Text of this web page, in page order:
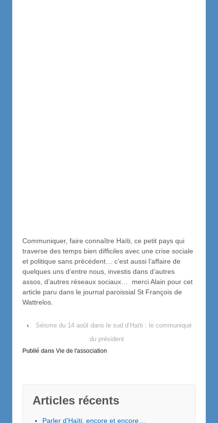
Communiquer, faire connaître Haïti, ce petit pays qui
traverse des temps bien difficiles avec une crise sociale
et politique sans précédent… c’est aussi l’affaire de
quelques uns d’entre nous, investis dans d’autres
assos, d’autres réseaux sociaux… merci Alain pour cet
article paru dans le journal paroissial St François de
Wattrelos.
‹
Séisme du 14 août dans le sud d’Haïti : le communiqué
du président
Publié dans Vie de l'association
Articles récents
Parler d’Haïti, encore et encore…